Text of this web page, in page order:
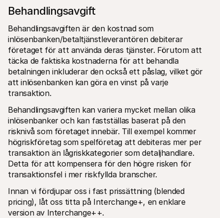
Behandlingsavgift
Behandlingsavgiften är den kostnad som
inlösenbanken/betaltjänstleverantören debiterar
företaget för att använda deras tjänster. Förutom att
täcka de faktiska kostnaderna för att behandla
betalningen inkluderar den också ett påslag, vilket gör
att inlösenbanken kan göra en vinst på varje
transaktion.
Behandlingsavgiften kan variera mycket mellan olika
inlösenbanker och kan fastställas baserat på den
risknivå som företaget innebär. Till exempel kommer
högriskföretag som spelföretag att debiteras mer per
transaktion än lågriskkategorier som detaljhandlare.
Detta för att kompensera för den högre risken för
transaktionsfel i mer riskfyllda branscher.
Innan vi fördjupar oss i fast prissättning (blended
pricing), låt oss titta på Interchange+, en enklare
version av Interchange++.